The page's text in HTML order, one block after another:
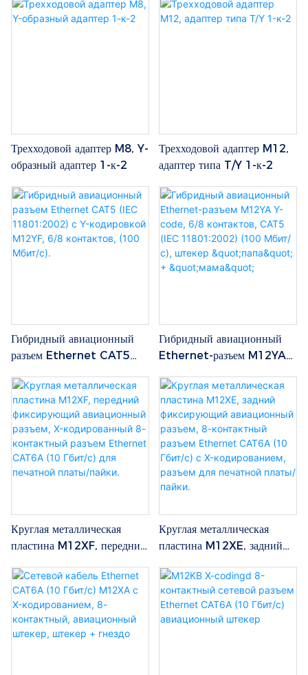
быстрой фиксации, количество
контактов: 2/8, тип контакта:
Трехходовой адаптер M8, Y-
образный адаптер 1-к-2
Трехходовой адаптер M12,
адаптер типа T/Y 1-к-2
Гибридный авиационный
разъем Ethernet CAT5
кодировкой M12YF, 6/8
контактов, (100 Мбит/с).
Гибридный авиационный
Ethernet-разъем M12YA
CAT5 (IEC 11801:2002)
(100 Мбит/с), штекер
"папа" + "мама"
Круглая металлическая
пластина M12XF, передний
разъем, X-кодированный 8-
контактный разъем
Ethernet CAT6A (10
Гбит/с) для печатной платы/
Круглая металлическая
пластина M12XE, задний
разъем, 8-контактный
разъем Ethernet CAT6A
(10 Гбит/с) с X-
кодированием, разъем для